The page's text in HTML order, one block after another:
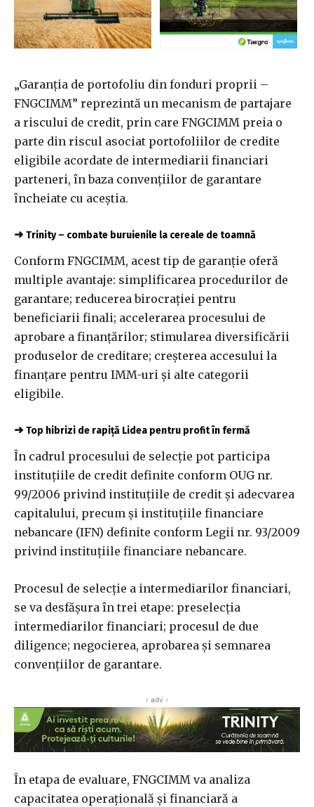
„Garanţia de portofoliu din fonduri proprii –
FNGCIMM” reprezintă un mecanism de partajare
a riscului de credit, prin care FNGCIMM preia o
parte din riscul asociat portofoliilor de credite
eligibile acordate de intermediarii financiari
parteneri, în baza convenţiilor de garantare
încheiate cu aceştia.
➜ Trinity – combate buruienile la cereale de toamnă
Conform FNGCIMM, acest tip de garanţie oferă
multiple avantaje: simplificarea procedurilor de
garantare; reducerea birocraţiei pentru
beneficiarii finali; accelerarea procesului de
aprobare a finanţărilor; stimularea diversificării
produselor de creditare; creşterea accesului la
finanţare pentru IMM-uri şi alte categorii
eligibile.
➜ Top hibrizi de rapiță Lidea pentru profit în fermă
În cadrul procesului de selecţie pot participa
instituţiile de credit definite conform OUG nr.
99/2006 privind instituţiile de credit şi adecvarea
capitalului, precum şi instituţiile financiare
nebancare (IFN) definite conform Legii nr. 93/2009
privind instituţiile financiare nebancare.
Procesul de selecţie a intermediarilor financiari,
se va desfăşura în trei etape: preselecţia
intermediarilor financiari; procesul de due
diligence; negocierea, aprobarea şi semnarea
convenţiilor de garantare.
‹ adv ›
În etapa de evaluare, FNGCIMM va analiza
capacitatea operaţională şi financiară a